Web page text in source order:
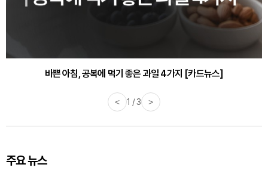
바쁜 아침, 공복에 먹기 좋은 과일 4가지 [카드뉴스]
< 1 / 3 >
주요 뉴스